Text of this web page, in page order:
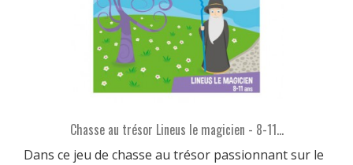
Chasse au trésor Lineus le magicien - 8-11...
Dans ce jeu de chasse au trésor passionnant sur le